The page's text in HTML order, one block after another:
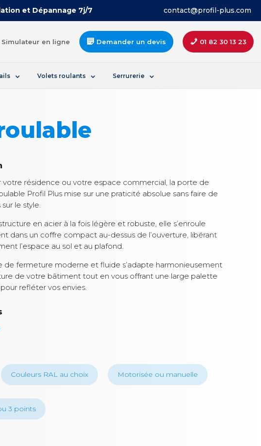
et Dépannage 7j/7 contact@profil-plus.com
Simulateur en ligne Demander un devis 01 82 30 13 23
Volets roulants Serrurerie
votre résidence ou votre espace commercial, la porte de
Profil Plus mise sur une praticité absolue sans faire de
le style.
en acier à la fois légère et robuste, elle s’enroule
dans un coffre compact au-dessus de l’ouverture, libérant
l’espace au sol et au plafond.
de fermeture moderne et fluide s’adapte harmonieusement
de votre bâtiment tout en vous offrant une large palette
refléter vos envies.
Couleurs RAL au choix Motorisée ou manuelle
3 points